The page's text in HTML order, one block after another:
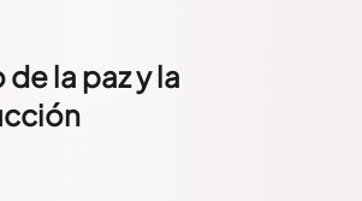
de la paz y la